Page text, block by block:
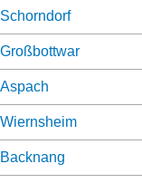
Schorndorf
Großbottwar
Aspach
Wiernsheim
Backnang